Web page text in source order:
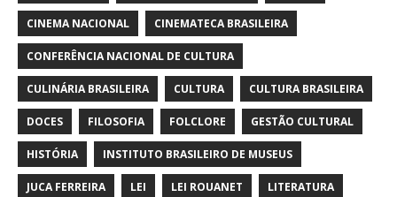
CINEMA NACIONAL CINEMATECA BRASILEIRA
CONFERÊNCIA NACIONAL DE CULTURA
CULINÁRIA BRASILEIRA CULTURA CULTURA BRASILEIRA
DOCES FILOSOFIA FOLCLORE GESTÃO CULTURAL
HISTÓRIA INSTITUTO BRASILEIRO DE MUSEUS
JUCA FERREIRA LEI LEI ROUANET LITERATURA